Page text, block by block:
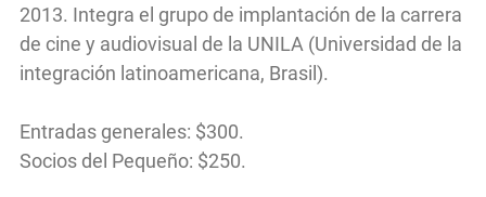
2013. Integra el grupo de implantación de la carrera
de cine y audiovisual de la UNILA (Universidad de la
integración latinoamericana, Brasil).
Entradas generales: $300.
Socios del Pequeño: $250.